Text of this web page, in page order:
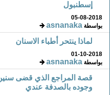
إسطنبول
05-08-2018
بواسطةasnanaka
لماذا ينتحر أطباء الاسنان
01-10-2018
بواسطةasnanaka
قصة المراجع الذي قضى
وجوده بالصدفة عندي